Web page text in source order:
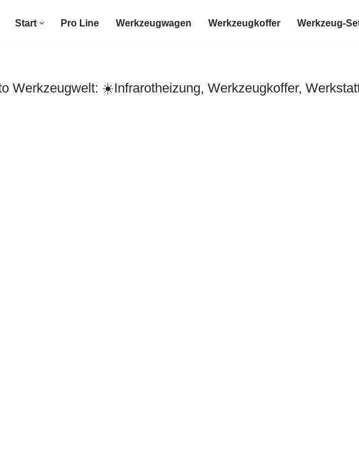
Start Pro Line Werkzeugwagen Werkzeugkoffer Werkzeug-
Werkzeugwelt: ☀️Infrarotheizung, Werkzeugkoffer,